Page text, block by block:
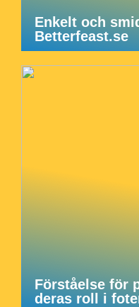
Enkelt och
Betterfeast.se
Förståelse för
deras roll i